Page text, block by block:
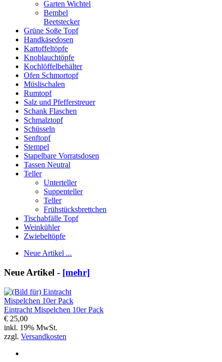
Garten Wichtel
Bembel
Beetstecker
Grüne Soße Topf
Handkäsedosen
Kartoffeltöpfe
Knoblauchtöpfe
Kochlöffelbehälter
Ofen Schmortopf
Müslischalen
Rumtopf
Salz und Pfefferstreuer
Schank Flaschen
Schmalztopf
Schüsseln
Senftopf
Stempel
Stapelbare Vorratsdosen
Tassen Neutral
Teller
Unterteller
Suppenteller
Teller
Frühstücksbrettchen
Tischabfälle Topf
Weinkühler
Zwiebeltöpfe
Neue Artikel ...
Neue Artikel - [mehr]
Eintracht Mispelchen 10er Pack
€ 25,00
inkl. 19% MwSt.
zzgl. Versandkosten